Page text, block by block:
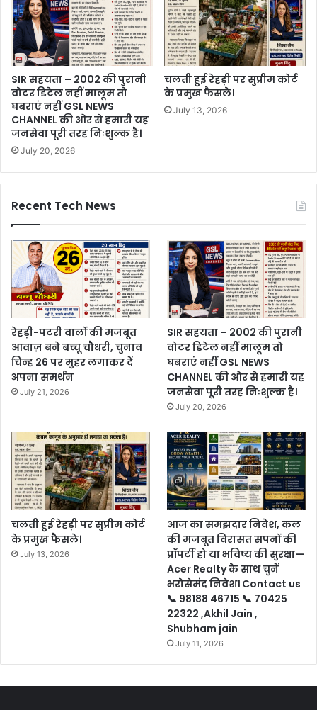
SIR सहयता – 2002 की पुरानी
वोटर डिटेल नहीं मालूम तो
घबराएं नहीं GSL NEWS
CHANNEL की ओर से हमारी यह
जनसेवा पूरी तरह निःशुल्क है।
July 20, 2026
चलती हुई रेहड़ी पर सुप्रीम कोर्ट
के प्रमुख फैसले।
July 13, 2026
Recent Tech News
रेहड़ी-पटरी वालों की मजबूत
आवाज़ बने बच्चू चौधरी, चुनाव
चिन्ह 26 पर मुहर लगाकर दें
अपना समर्थन
July 21, 2026
SIR सहयता – 2002 की पुरानी
वोटर डिटेल नहीं मालूम तो
घबराएं नहीं GSL NEWS
CHANNEL की ओर से हमारी यह
जनसेवा पूरी तरह निःशुल्क है।
July 20, 2026
चलती हुई रेहड़ी पर सुप्रीम कोर्ट
के प्रमुख फैसले।
July 13, 2026
आज का समझदार निवेश, कल
की मजबूत विरासत सपनों की
प्रॉपर्टी हो या भविष्य की सुरक्षा—
Acer Realty के साथ चुनें
भरोसेमंद निवेश। Contact us
📞 98188 46715 📞 70425
22322 ,Akhil Jain ,
Shubham jain
July 11, 2026